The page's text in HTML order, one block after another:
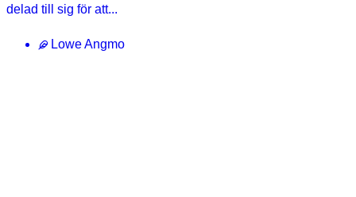
delad till sig för att...
Lowe Angmo